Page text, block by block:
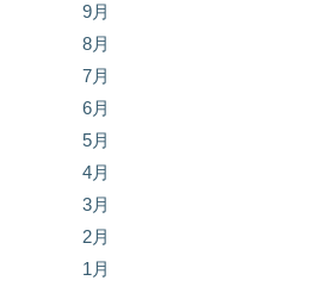
9月
8月
7月
6月
5月
4月
3月
2月
1月